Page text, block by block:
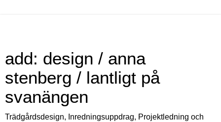
add: design / anna
stenberg / lantligt på
svanängen
Trädgårdsdesign, Inredningsuppdrag, Projektledning och